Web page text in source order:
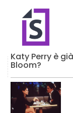
Katy Perry è
Bloom?